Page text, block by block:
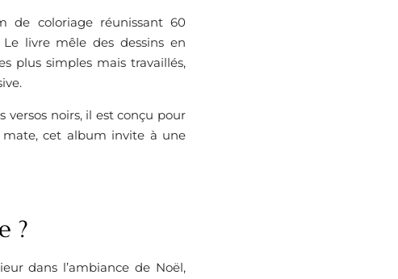
de coloriage réunissant 60
livre mêle des dessins en
plus simples mais travaillés,
versos noirs, il est conçu pour
cet album invite à une
?
dans l’ambiance de Noël,